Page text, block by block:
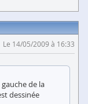
Le 14/05/2009 à 16:33
de la
dessinée